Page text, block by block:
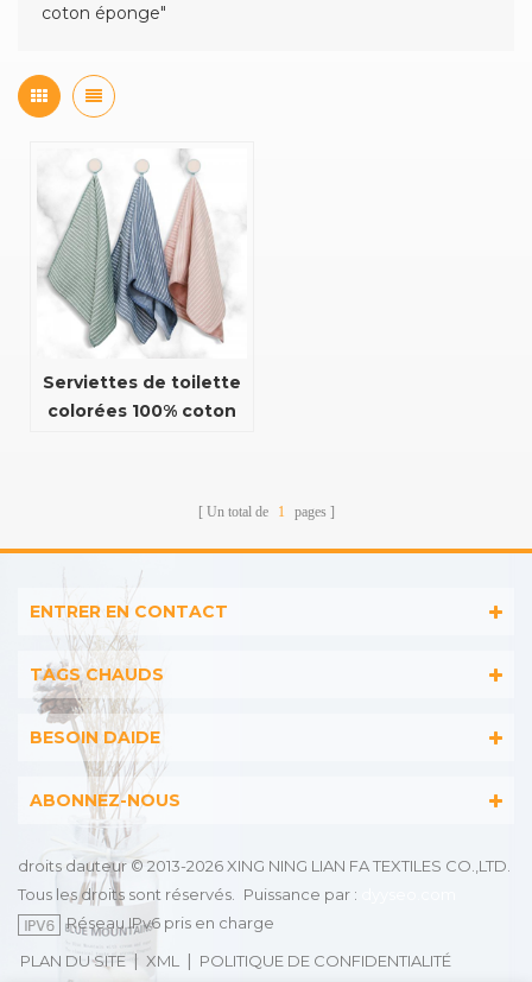
coton éponge"
Serviettes de toilette
colorées 100% coton
Un total de 1 pages
ENTRER EN CONTACT
TAGS CHAUDS
BESOIN DAIDE
ABONNEZ-NOUS
droits dauteur © 2013-2026 XING NING LIAN FA TEXTILES CO.,LTD.
Tous les droits sont réservés.
Puissance par :
Réseau IPv6 pris en charge
PLAN DU SITE| XML | POLITIQUE DE CONFIDENTIALITÉ